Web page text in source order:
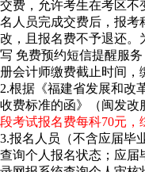
交费，允许考生在考区不
名人员完成交费后，报考
改，且报名费不予退还。
写 免费预约短信提醒服
册会计师缴费截止时间，
2.根据《福建省发展和改
收费标准的函》（闽发改
段考试报名费每科70元，
3.报名人员（不含应届毕
查询个人报名状态；应届